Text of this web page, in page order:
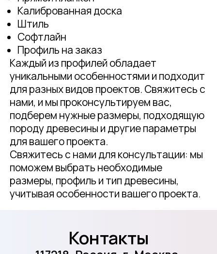
Калиброванная доска
Штиль
Софтлайн
Профиль на заказ
Каждый из профилей обладает
уникальными особенностями и подходит
для разных видов проектов. Свяжитесь с
нами, и мы проконсультируем вас,
подберем нужные размеры, подходящую
породу древесины и другие параметры
для вашего проекта.
Свяжитесь с нами для консультации: мы
поможем выбрать необходимые
размеры, профиль и тип древесины,
учитывая особенности вашего проекта.
Контакты